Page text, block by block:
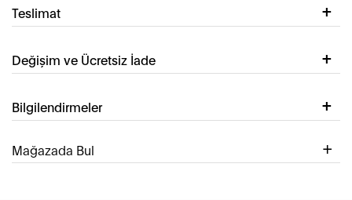
Teslimat
Değişim ve Ücretsiz İade
Bilgilendirmeler
Mağazada Bul